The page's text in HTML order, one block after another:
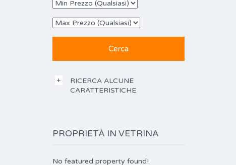
RICERCA ALCUNE
CARATTERISTICHE
PROPRIETÀ IN VETRINA
No featured property found!